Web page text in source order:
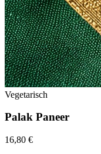
Vegetarisch
Palak Paneer
16,80 €